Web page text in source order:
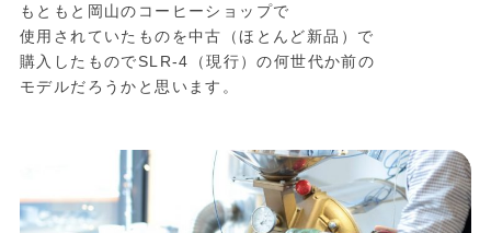
もともと岡山のコーヒーショップで
使用されていたものを中古（ほとんど新品）で
購入したものでSLR-4（現行）の何世代か前の
モデルだろうかと思います。